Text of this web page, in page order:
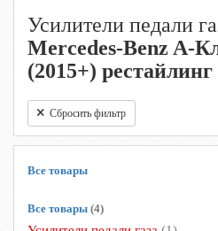
Усилители педали
Mercedes-Benz A-
(2015+) рестайлинг
Сбросить фильтр
Все товары
Все товары (4)